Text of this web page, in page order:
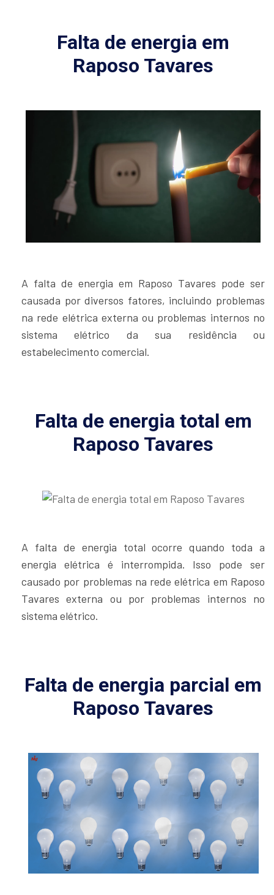
Falta de energia em
Raposo Tavares
A falta de energia em Raposo Tavares pode ser
causada por diversos fatores, incluindo problemas
na rede elétrica externa ou problemas internos no
sistema elétrico da sua residência ou
estabelecimento comercial.
Falta de energia total em
Raposo Tavares
A falta de energia total ocorre quando toda a
energia elétrica é interrompida. Isso pode ser
causado por problemas na rede elétrica em Raposo
Tavares externa ou por problemas internos no
sistema elétrico.
Falta de energia parcial em
Raposo Tavares